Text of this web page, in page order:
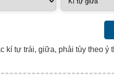
kí tự trái, giữa, phải tùy theo ý